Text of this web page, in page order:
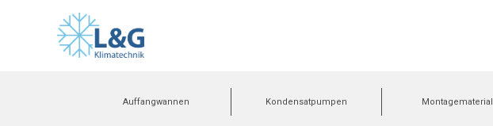
Auffangwannen Kondensatpumpen Montagematerial